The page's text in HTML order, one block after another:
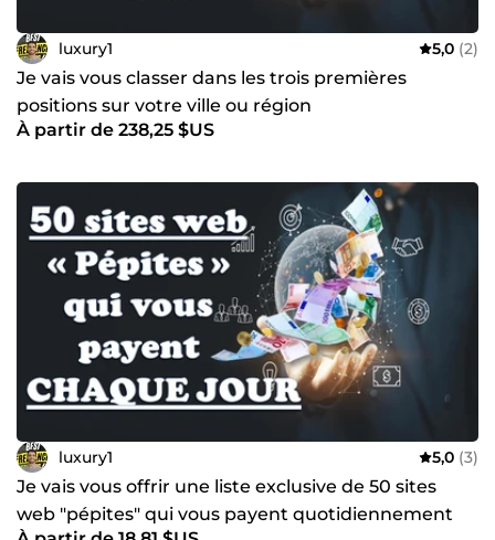
luxury1 5,0 (2)
Je vais vous classer dans les trois premières
positions sur votre ville ou région
À partir de 238,25 $US
luxury1 5,0 (3)
Je vais vous offrir une liste exclusive de 50 sites
web "pépites" qui vous payent quotidiennement